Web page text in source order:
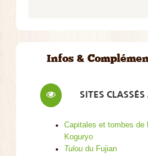
Infos &
SITES CLASSÉS
Capitales et tombes de
Koguryo
Tulou du Fujian